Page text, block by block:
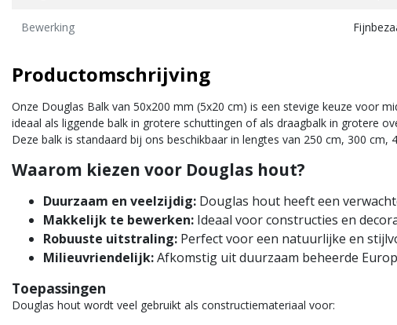
Bewerking
Productomschrijving
Onze Douglas Balk van 50x200 mm (5x20 cm) is een stevige keuze voor
ideaal als liggende balk in grotere schuttingen of als draagbalk in grotere
Deze balk is standaard bij ons beschikbaar in lengtes van 250 cm, 300 cm,
Waarom kiezen voor Douglas hout?
Duurzaam en veelzijdig: Douglas hout heeft een
Makkelijk te bewerken: Ideaal voor constructies en
Robuuste uitstraling: Perfect voor een natuurlijke en
Milieuvriendelijk:Afkomstig uit duurzaam beheerde
Toepassingen
Douglas hout wordt veel gebruikt als constructiemateriaal voor: